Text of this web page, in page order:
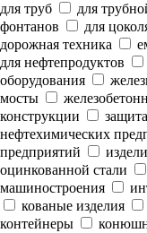
для труб
для
фонтанов
для
дорожная техника
для нефтепродуктов
оборудования
мосты
конструкции
нефтехимических
предприятий
оцинкованной стали
машиностроения
кованые изделия
контейнеры